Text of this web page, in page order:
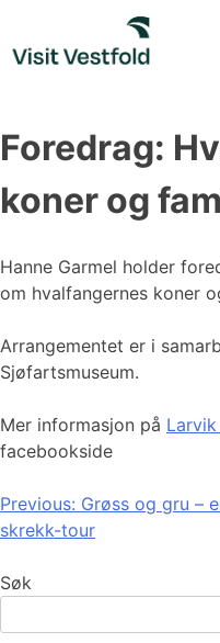
content
Foredrag:
koner og
Hanne Garmel holder
om hvalfangernes koner
Arrangementet er i
Sjøfartsmuseum.
Mer informasjon på
facebookside
Previous: Grøss og gru –
skrekk-tour
Søk